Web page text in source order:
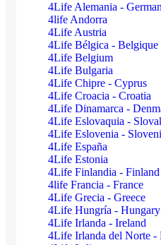
4Life Alemania -
4life Andorra
4Life Austria
4Life Bélgica - Belgique
4Life Belgium
4Life Bulgaria
4Life Chipre - Cyprus
4Life Croacia - Croatia
4Life Dinamarca -
4Life Eslovaquia -
4Life Eslovenia -
4Life España
4Life Estonia
4Life Finlandia - Finland
4life Francia - France
4Life Grecia - Greece
4Life Hungría - Hungary
4Life Irlanda - Ireland
4Life Irlanda del Norte -